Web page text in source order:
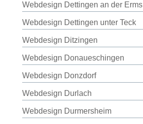
Webdesign Dettingen an der Erms
Webdesign Dettingen unter Teck
Webdesign Ditzingen
Webdesign Donaueschingen
Webdesign Donzdorf
Webdesign Durlach
Webdesign Durmersheim